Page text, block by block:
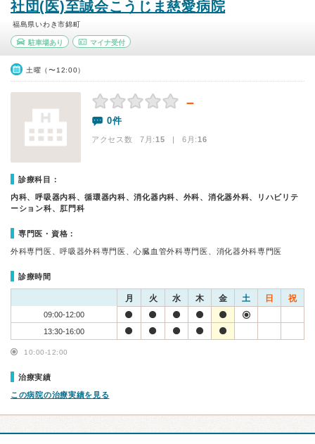
社団(医)至誠会こうじま慈愛病院
福島県いわき市錦町
駐車場あり マイナ受付
土曜（〜12:00）
－
0件
アクセス数 7月:15 | 6月:16
診療科目：
内科、呼吸器内科、循環器内科、消化器内科、外科、消化器外科、リハビリテ
ーション科、肛門科
専門医・資格：
外科専門医、呼吸器外科専門医、心臓血管外科専門医、消化器外科専門医
診療時間
月 火 水 木 金 土 日 祝
09:00-12:00
13:30-16:00
10:00-12:00
治療実績
この病院の治療実績を見る